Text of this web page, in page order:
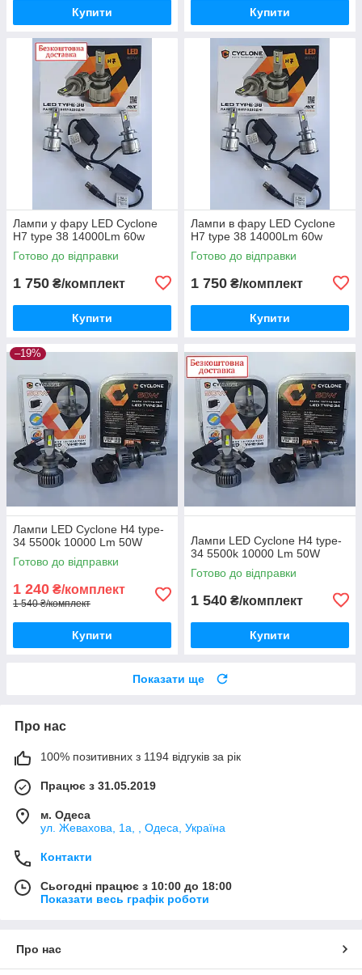
Купити Купити
Лампи у фару LED Cyclone
H7 type 38 14000Lm 60w
Готово до відправки
1 750 ₴/комплект
Купити
Лампи в фару LED Cyclone
H7 type 38 14000Lm 60w
Готово до відправки
1 750 ₴/комплект
Купити
–19%
Лампи LED Cyclone H4 type-
34 5500k 10000 Lm 50W
Готово до відправки
1 240 ₴/комплект
1 540 ₴/комплект
Купити
Лампи LED Cyclone H4 type-
34 5500k 10000 Lm 50W
Готово до відправки
1 540 ₴/комплект
Купити
Показати ще
Про нас
100% позитивних з 1194 відгуків за рік
Працює з 31.05.2019
м. Одеса
ул. Жевахова, 1a, , Одеса, Україна
Контакти
Сьогодні працює з 10:00 до 18:00
Показати весь графік роботи
Про нас